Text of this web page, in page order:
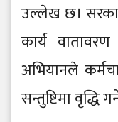
उल्लेख छ।
कार्य
अभियानले
सन्तुष्टिमा वृद्धि